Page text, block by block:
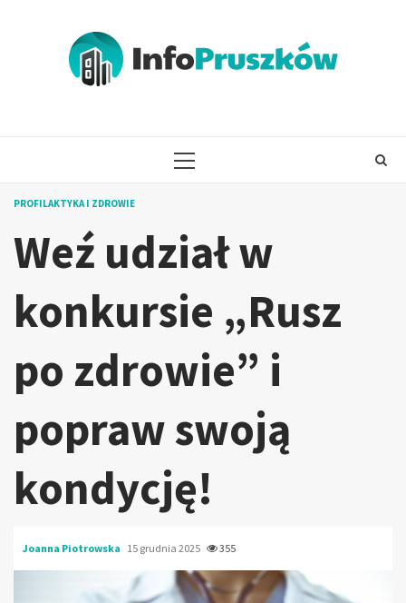
PRIMARY
PROFILAKTYKA I ZDROWIE
Weź udział w
konkursie „Rusz
po zdrowie” i
popraw swoją
kondycję!
Joanna Piotrowska 15 grudnia 2025 355